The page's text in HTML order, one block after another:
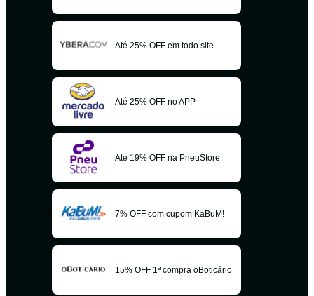
Até 25% OFF em todo site
Até 25% OFF no APP
Até 19% OFF na PneuStore
7% OFF com cupom KaBuM!
15% OFF 1ª compra oBoticário